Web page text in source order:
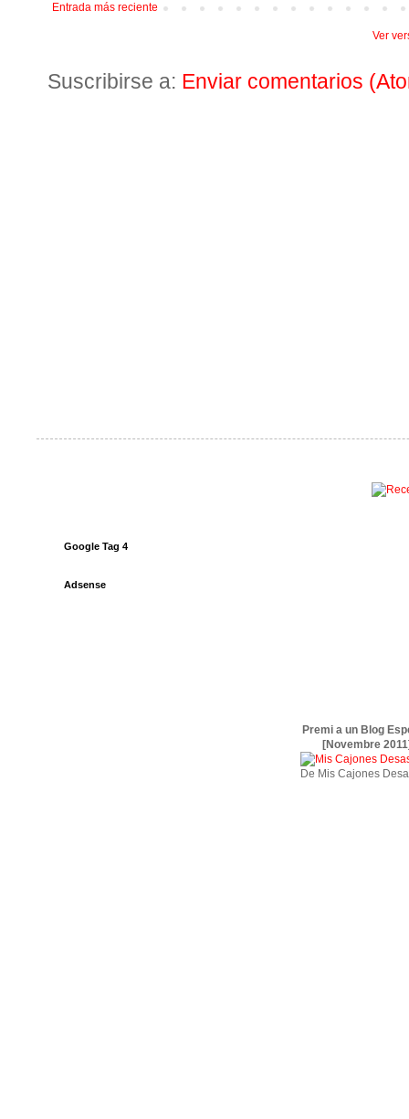
Entrada más reciente
Ver
Suscribirse a: Enviar comentarios
Google Tag 4
Adsense
Premi a un Blog
[Novembre
De Mis Cajones